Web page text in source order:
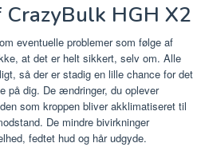
HGH X2
eventuelle problemer som følge af
at det er helt sikkert, selv om. Alle
så der er stadig en lille chance for det
på dig. De ændringer, du oplever
som kroppen bliver akklimatiseret til
De mindre bivirkninger
fedtet hud og hår udgyde.